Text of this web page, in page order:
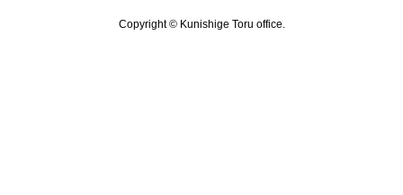
Copyright © Kunishige Toru office.